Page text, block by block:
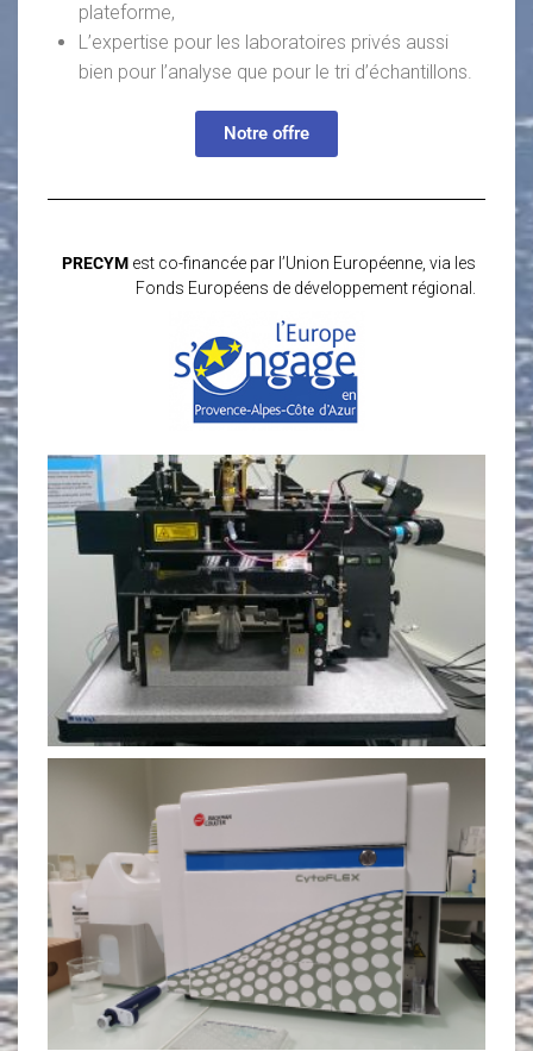
plateforme,
L’expertise pour les laboratoires privés aussi
bien pour l’analyse que pour le tri d’échantillons.
Notre offre
PRECYM est co-financée par l’Union Européenne, via les
Fonds Européens de développement régional.